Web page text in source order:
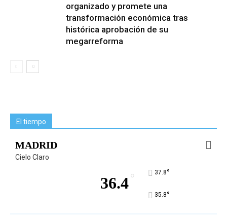
organizado y promete una
transformación económica tras
histórica aprobación de su
megarreforma
El tiempo
MADRID
Cielo Claro
36.4° 37.8°
35.8°